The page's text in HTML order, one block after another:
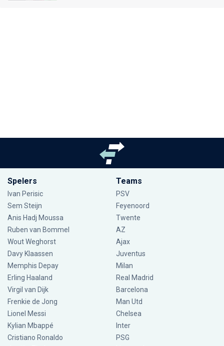
Spelers
Ivan Perisic
Sem Steijn
Anis Hadj Moussa
Ruben van Bommel
Wout Weghorst
Davy Klaassen
Memphis Depay
Erling Haaland
Virgil van Dijk
Frenkie de Jong
Lionel Messi
Kylian Mbappé
Cristiano Ronaldo
Teams
PSV
Feyenoord
Twente
AZ
Ajax
Juventus
Milan
Real Madrid
Barcelona
Man Utd
Chelsea
Inter
PSG